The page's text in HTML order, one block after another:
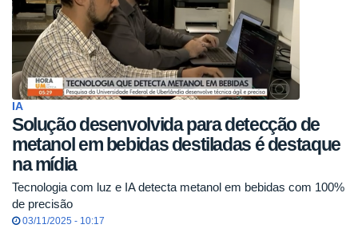
IA
Solução desenvolvida para detecção de
metanol em bebidas destiladas é destaque
na mídia
Tecnologia com luz e IA detecta metanol em bebidas com 100%
de precisão
03/11/2025 - 10:17